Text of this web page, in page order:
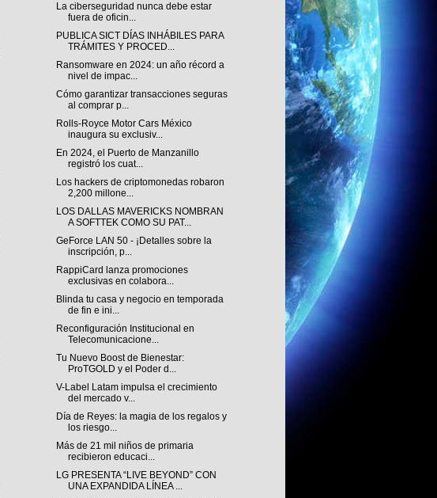
La ciberseguridad nunca debe estar
fuera de oficin...
PUBLICA SICT DÍAS INHÁBILES PARA
TRÁMITES Y PROCED...
Ransomware en 2024: un año récord a
nivel de impac...
Cómo garantizar transacciones seguras
al comprar p...
Rolls-Royce Motor Cars México
inaugura su exclusiv...
En 2024, el Puerto de Manzanillo
registró los cuat...
Los hackers de criptomonedas robaron
2,200 millone...
LOS DALLAS MAVERICKS NOMBRAN
A SOFTTEK COMO SU PAT...
GeForce LAN 50 - ¡Detalles sobre la
inscripción, p...
RappiCard lanza promociones
exclusivas en colabora...
Blinda tu casa y negocio en temporada
de fin e ini...
Reconfiguración Institucional en
Telecomunicacione...
Tu Nuevo Boost de Bienestar:
ProTGOLD y el Poder d...
V-Label Latam impulsa el crecimiento
del mercado v...
Día de Reyes: la magia de los regalos y
los riesgo...
Más de 21 mil niños de primaria
recibieron educaci...
LG PRESENTA “LIVE BEYOND” CON
UNA EXPANDIDA LÍNEA ...